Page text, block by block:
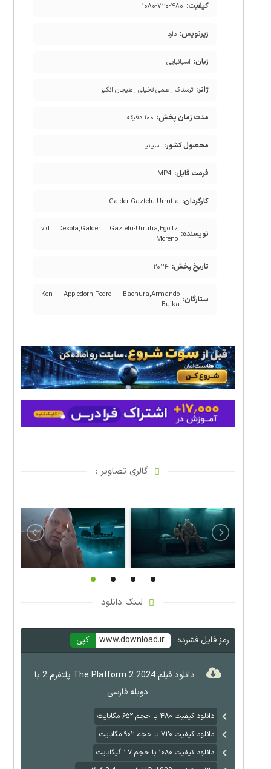
کیفیت: ۱۰۸۰-۷۲۰-۴۸۰
زیرنویس: دارد
زبان: اسپانیایی
ژانر: ترسناک , علمی تخیلی , هیجان انگیز
مدت زمان پخش: ۱۰۰ دقیقه
محصول کشور: اسپانیا
فرمت فایل: MP4
کارگردان: Galder Gaztelu-Urrutia
نویسنده: vid Desola,Galder Gaztelu-Urrutia,Egoitz
Moreno
تاریخ پخش: ۲۰۲۴
ستارگان: Ken Appledorn,Pedro Bachura,Armando
Buika
گالری تصاویر :
لینک دانلود
رمز فایل فشرده : www.download.ir کپی
دانلود فیلم The Platform 2 2024 پلتفرم 2 با
دوبله فارسی
دانلود کیفیت ۴۸۰ با حجم ۶۵۲ مگابایت
دانلود کیفیت ۷۲۰ با حجم ۹۰۲ مگابایت
دانلود کیفیت ۱۰۸۰ با حجم ۱.۷ گیگابایت